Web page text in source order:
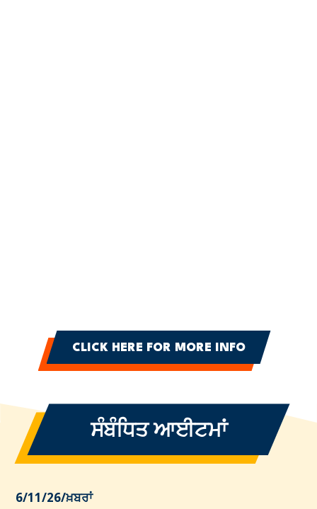
CLICK HERE FOR MORE INFO
ਸੰਬੰਧਿਤ ਆਈਟਮਾਂ
6/11/26/ਖ਼ਬਰਾਂ